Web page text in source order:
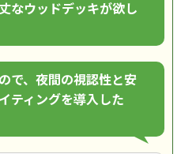
なウッドデッキが欲し
で、夜間の視認性と安
ティングを導入した